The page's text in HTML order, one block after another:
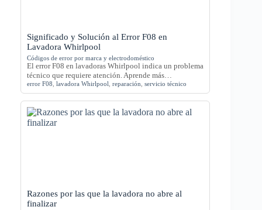
Significado y Solución al Error F08 en
Lavadora Whirlpool
Códigos de error por marca y electrodoméstico
El error F08 en lavadoras Whirlpool indica un problema
técnico que requiere atención. Aprende más…
error F08 lavadora Whirlpool reparación servicio técnico
Razones por las que la lavadora no abre al
finalizar